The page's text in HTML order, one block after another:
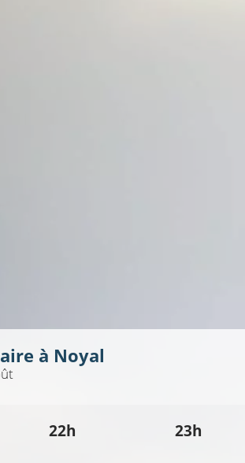
à Noyal
22h 23h